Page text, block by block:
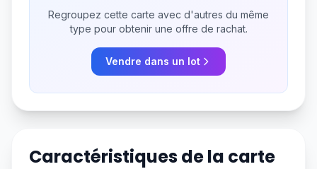
Regroupez cette carte avec d'autres du même
type pour obtenir une offre de rachat.
Vendre dans un lot
Caractéristiques de la carte